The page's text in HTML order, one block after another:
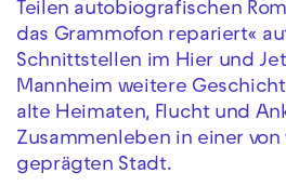
Teilen autobiografischen
das Grammofon repariert«
Schnittstellen im Hier und
Mannheim weitere
alte Heimaten, Flucht und
Zusammenleben in einer
geprägten Stadt.